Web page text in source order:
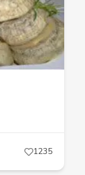
1235